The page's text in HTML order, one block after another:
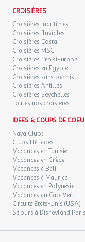
CROISIÈRES
Croisières maritimes
Croisières fluviales
Croisières Costa
Croisières MSC
Croisières CroisiEurope
Croisières en Egypte
Croisières sans permis
Croisières Antilles
Croisières Seychelles
Toutes nos croisières
IDEES & COUPS DE
Naya Clubs
Clubs Héliades
Vacances en Tunisie
Vacances en Grèce
Vacances à Bali
Vacances à Maurice
Vacances en Polynésie
Vacances au Cap-Vert
Circuits Etats-Unis (USA)
Séjours à Disneyland Paris